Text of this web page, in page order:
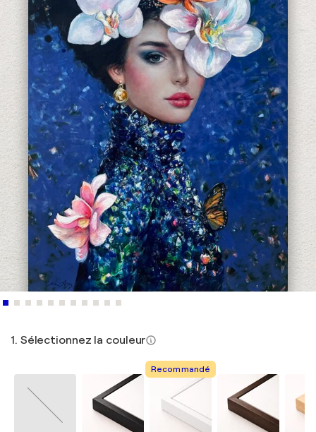
1. Sélectionnez la couleur
Recommandé